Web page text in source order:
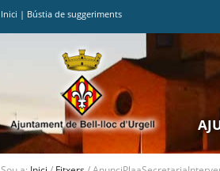
Inici | Bústia de suggeriments